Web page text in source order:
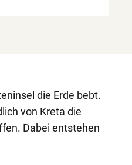
die Erde bebt.
von Kreta die
Dabei entstehen